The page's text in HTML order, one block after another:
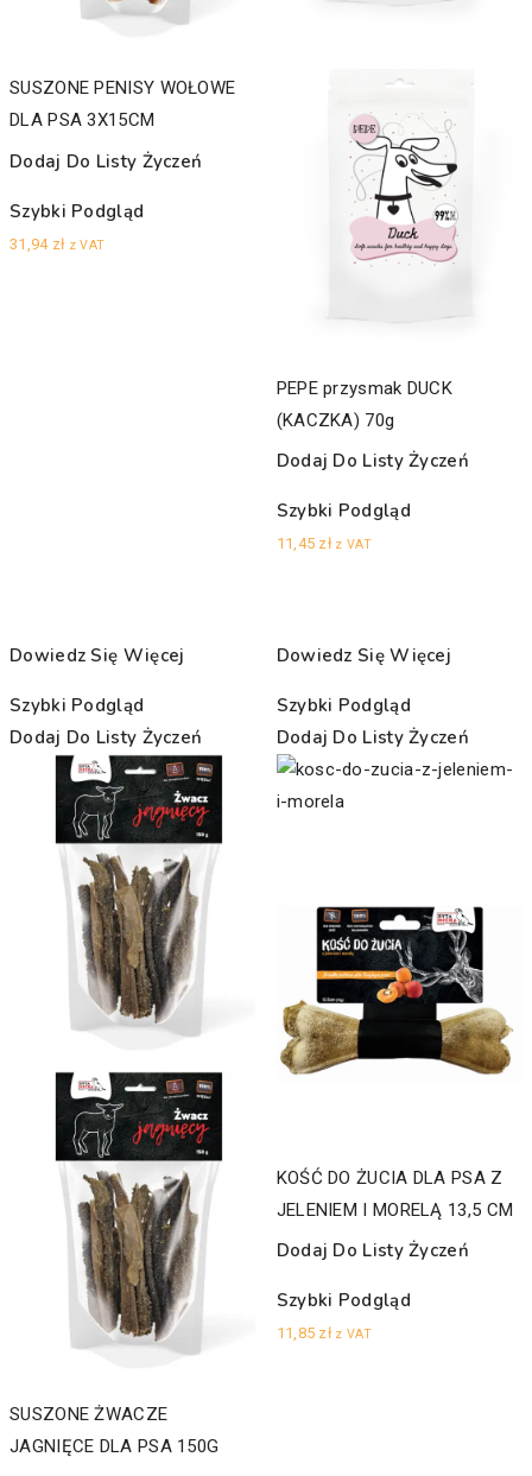
SUSZONE PENISY WOŁOWE
DLA PSA 3X15CM
Dodaj Do Listy Życzeń
Szybki Podgląd
31,94 zł z VAT
PEPE przysmak DUCK
(KACZKA) 70g
Dodaj Do Listy Życzeń
Szybki Podgląd
11,45 zł z VAT
Dowiedz Się Więcej
Szybki Podgląd
Dodaj Do Listy Życzeń
SUSZONE ŻWACZE
JAGNIĘCE DLA PSA 150G
Dowiedz Się Więcej
Szybki Podgląd
Dodaj Do Listy Życzeń
KOŚĆ DO ŻUCIA DLA PSA Z
JELENIEM I MORELĄ 13,5 CM
Dodaj Do Listy Życzeń
Szybki Podgląd
11,85 zł z VAT